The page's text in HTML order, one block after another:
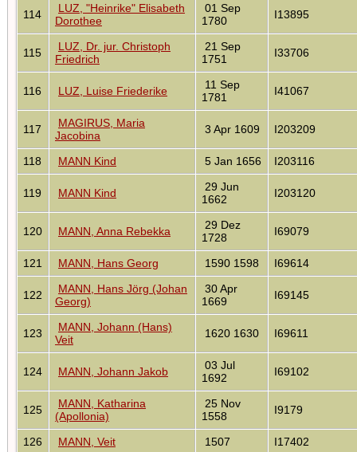
114
LUZ, "Heinrike" Elisabeth
Dorothee
01 Sep
1780
I13895
115
LUZ, Dr. jur. Christoph
Friedrich
21 Sep
1751
I33706
116 LUZ, Luise Friederike
11 Sep
1781
I41067
117
MAGIRUS, Maria
Jacobina
3 Apr 1609 I203209
118 MANN Kind 5 Jan 1656 I203116
119 MANN Kind
29 Jun
1662
I203120
120 MANN, Anna Rebekka
29 Dez
1728
I69079
121 MANN, Hans Georg 1590 1598 I69614
122
MANN, Hans Jörg (Johan
Georg)
30 Apr
1669
I69145
123
MANN, Johann (Hans)
Veit
1620 1630 I69611
124 MANN, Johann Jakob
03 Jul
1692
I69102
125
MANN, Katharina
(Apollonia)
25 Nov
1558
I9179
126 MANN, Veit 1507 I17402